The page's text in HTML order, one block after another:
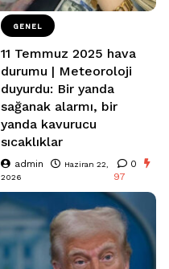
GENEL
11 Temmuz 2025 hava
durumu | Meteoroloji
duyurdu: Bir yanda
sağanak alarmı, bir
yanda kavurucu
sıcaklıklar
admin
Haziran 22,
2026
0
97